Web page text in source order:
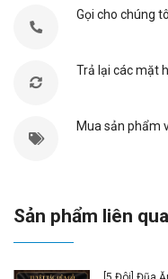
2cm, mang lại
loại hạt, từ
1,5cm
Tách Hạt Hiệu
chóng, tiết kiệm
🌈 Thông Số Sản
Gọi cho chúng
Trả lại các mặt
Mua sản phẩm
Sản phẩm liên